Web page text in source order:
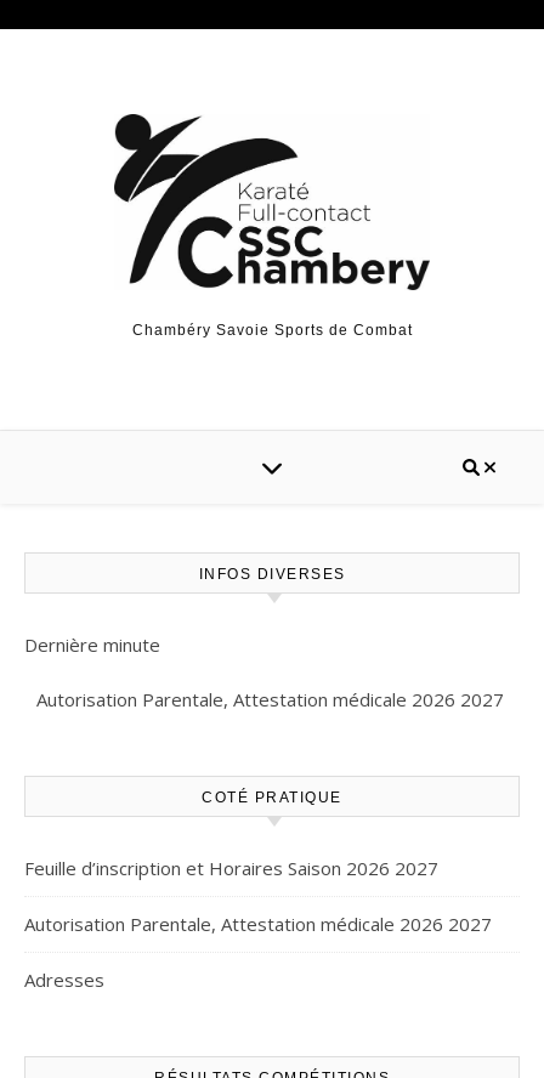
Chambéry Savoie Sports de Combat
INFOS DIVERSES
Dernière minute
Autorisation Parentale, Attestation médicale 2026 2027
COTÉ PRATIQUE
Feuille d’inscription et Horaires Saison 2026 2027
Autorisation Parentale, Attestation médicale 2026 2027
Adresses